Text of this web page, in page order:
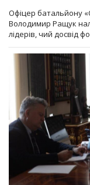
Офіцер батальйону
Володимир Ращук
лідерів, чий досвід